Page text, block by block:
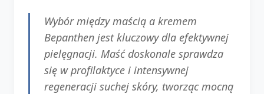
Wybór między maścią a kremem
Bepanthen jest kluczowy dla efektywnej
pielęgnacji. Maść doskonale sprawdza
się w profilaktyce i intensywnej
regeneracji suchej skóry, tworząc mocną